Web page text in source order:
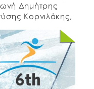
Δημήτρης
Κορνιλάκης,